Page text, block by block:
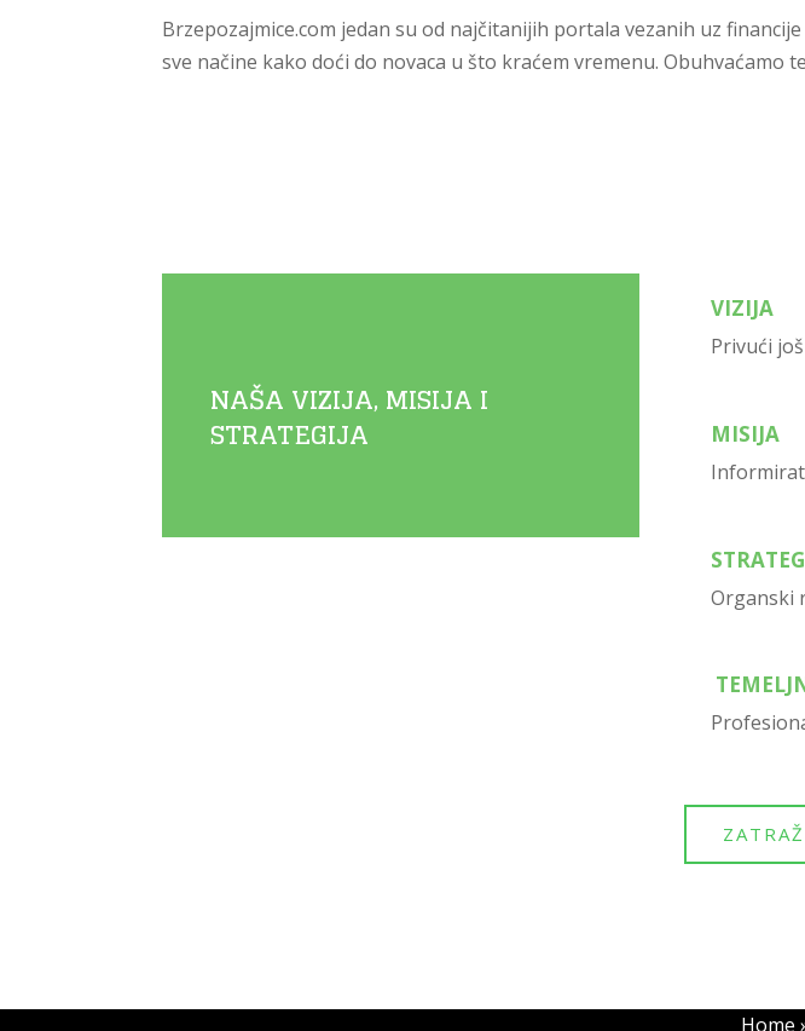
Brzepozajmice.com jedan su od najčitanijih portala vezanih uz
sve načine kako doći do novaca u što kraćem vremenu. Obuhvaćamo
NAŠA VIZIJA, MISIJA I
STRATEGIJA
VIZIJA
Privući
MISIJA
Organski
Home